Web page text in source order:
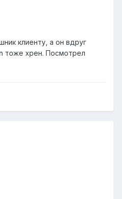
клиенту, а он вдруг
тоже хрен. Посмотрел